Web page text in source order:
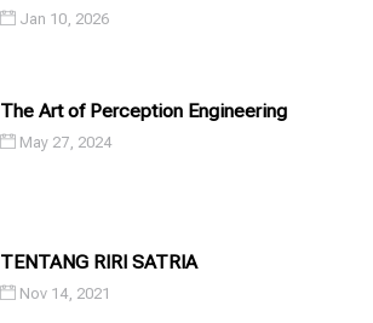
Jan 10, 2026
The Art of Perception Engineering
May 27, 2024
TENTANG RIRI SATRIA
Nov 14, 2021